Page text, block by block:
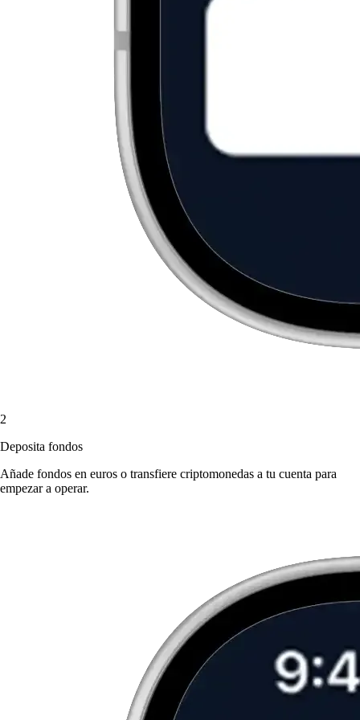
2
Deposita fondos
Añade fondos en euros o transfiere criptomonedas a tu cuenta para
empezar a operar.